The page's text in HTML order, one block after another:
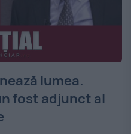
lumea.
fost adjunct al